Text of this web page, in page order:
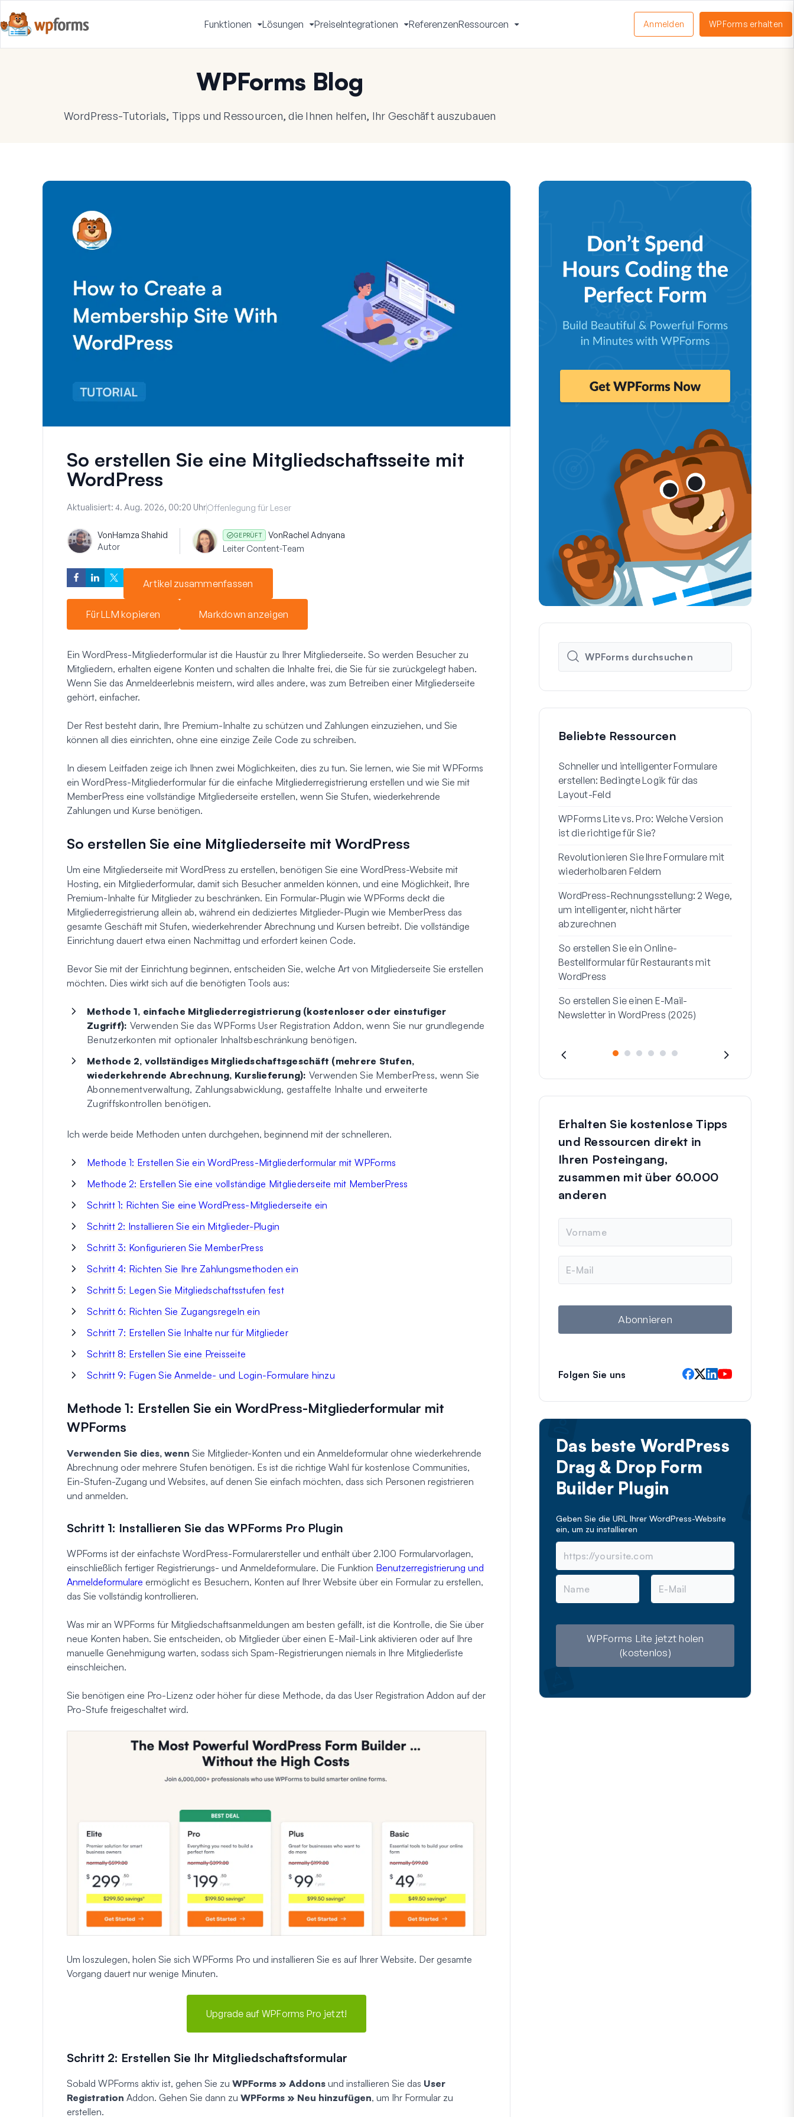
Funktionen
Menü
umschalten
Lösungen
Menü
umschalten
PreiseIntegrationen
Menü
umschalten
ReferenzenRessourcen
umschalten
Anmelden WPForms erhalten
WPForms Blog
WordPress-Tutorials, Tipps und Ressourcen, die Ihnen helfen, Ihr Geschäft auszubauen
So erstellen Sie eine Mitgliedschaftsseite mit
WordPress
Aktualisiert: 4. Aug. 2026, 00:20 UhrOffenlegung für Leser
VonHamza Shahid
Autor
GEPRÜFT VonRachel Adnyana
Leiter Content-Team
Artikel zusammenfassen
Für LLM kopieren Markdown anzeigen
Ein WordPress-Mitgliederformular ist die Haustür zu Ihrer Mitgliederseite. So werden Besucher zu
Mitgliedern, erhalten eigene Konten und schalten die Inhalte frei, die Sie für sie zurückgelegt haben.
Wenn Sie das Anmeldeerlebnis meistern, wird alles andere, was zum Betreiben einer Mitgliederseite
gehört, einfacher.
Der Rest besteht darin, Ihre Premium-Inhalte zu schützen und Zahlungen einzuziehen, und Sie
können all dies einrichten, ohne eine einzige Zeile Code zu schreiben.
In diesem Leitfaden zeige ich Ihnen zwei Möglichkeiten, dies zu tun. Sie lernen, wie Sie mit WPForms
ein WordPress-Mitgliederformular für die einfache Mitgliederregistrierung erstellen und wie Sie mit
MemberPress eine vollständige Mitgliederseite erstellen, wenn Sie Stufen, wiederkehrende
Zahlungen und Kurse benötigen.
So erstellen Sie eine Mitgliederseite mit WordPress
Um eine Mitgliederseite mit WordPress zu erstellen, benötigen Sie eine WordPress-Website mit
Hosting, ein Mitgliederformular, damit sich Besucher anmelden können, und eine Möglichkeit, Ihre
Premium-Inhalte für Mitglieder zu beschränken. Ein Formular-Plugin wie WPForms deckt die
Mitgliederregistrierung allein ab, während ein dediziertes Mitglieder-Plugin wie MemberPress das
gesamte Geschäft mit Stufen, wiederkehrender Abrechnung und Kursen betreibt. Die vollständige
Einrichtung dauert etwa einen Nachmittag und erfordert keinen Code.
Bevor Sie mit der Einrichtung beginnen, entscheiden Sie, welche Art von Mitgliederseite Sie erstellen
möchten. Dies wirkt sich auf die benötigten Tools aus:
Methode 1, einfache Mitgliederregistrierung (kostenloser oder einstufiger
Zugriff): Verwenden Sie das WPForms User Registration Addon, wenn Sie nur grundlegende
Benutzerkonten mit optionaler Inhaltsbeschränkung benötigen.
Methode 2, vollständiges Mitgliedschaftsgeschäft (mehrere Stufen,
wiederkehrende Abrechnung, Kurslieferung): Verwenden Sie MemberPress, wenn Sie
Abonnementverwaltung, Zahlungsabwicklung, gestaffelte Inhalte und erweiterte
Zugriffskontrollen benötigen.
Ich werde beide Methoden unten durchgehen, beginnend mit der schnelleren.
Methode 1: Erstellen Sie ein WordPress-Mitgliederformular mit WPForms
Methode 2: Erstellen Sie eine vollständige Mitgliederseite mit MemberPress
Schritt 1: Richten Sie eine WordPress-Mitgliederseite ein
Schritt 2: Installieren Sie ein Mitglieder-Plugin
Schritt 3: Konfigurieren Sie MemberPress
Schritt 4: Richten Sie Ihre Zahlungsmethoden ein
Schritt 5: Legen Sie Mitgliedschaftsstufen fest
Schritt 6: Richten Sie Zugangsregeln ein
Schritt 7: Erstellen Sie Inhalte nur für Mitglieder
Schritt 8: Erstellen Sie eine Preisseite
Schritt 9: Fügen Sie Anmelde- und Login-Formulare hinzu
Methode 1: Erstellen Sie ein WordPress-Mitgliederformular mit
WPForms
Verwenden Sie dies, wenn Sie Mitglieder-Konten und ein Anmeldeformular ohne wiederkehrende
Abrechnung oder mehrere Stufen benötigen. Es ist die richtige Wahl für kostenlose Communities,
Ein-Stufen-Zugang und Websites, auf denen Sie einfach möchten, dass sich Personen registrieren
und anmelden.
Schritt 1: Installieren Sie das WPForms Pro Plugin
WPForms ist der einfachste WordPress-Formularersteller und enthält über 2.100 Formularvorlagen,
einschließlich fertiger Registrierungs- und Anmeldeformulare. Die Funktion Benutzerregistrierung und
Anmeldeformulare ermöglicht es Besuchern, Konten auf Ihrer Website über ein Formular zu erstellen,
das Sie vollständig kontrollieren.
Was mir an WPForms für Mitgliedschaftsanmeldungen am besten gefällt, ist die Kontrolle, die Sie über
neue Konten haben. Sie entscheiden, ob Mitglieder über einen E-Mail-Link aktivieren oder auf Ihre
manuelle Genehmigung warten, sodass sich Spam-Registrierungen niemals in Ihre Mitgliederliste
einschleichen.
Sie benötigen eine Pro-Lizenz oder höher für diese Methode, da das User Registration Addon auf der
Pro-Stufe freigeschaltet wird.
Um loszulegen, holen Sie sich WPForms Pro und installieren Sie es auf Ihrer Website. Der gesamte
Vorgang dauert nur wenige Minuten.
Upgrade auf WPForms Pro jetzt!
Schritt 2: Erstellen Sie Ihr Mitgliedschaftsformular
Sobald WPForms aktiv ist, gehen Sie zu WPForms » Addons und installieren Sie das User
Registration Addon. Gehen Sie dann zu WPForms » Neu hinzufügen, um Ihr Formular zu
erstellen.
Beliebte Ressourcen
Schneller und intelligenter Formulare
erstellen: Bedingte Logik für das
Layout-Feld
WPForms Lite vs. Pro: Welche Version
ist die richtige für Sie?
Revolutionieren Sie Ihre Formulare mit
wiederholbaren Feldern
WordPress-Rechnungsstellung: 2 Wege,
um intelligenter, nicht härter
abzurechnen
So erstellen Sie ein Online-
Bestellformular für Restaurants mit
WordPress
So erstellen Sie einen E-Mail-
Newsletter in WordPress (2025)
Erhalten Sie kostenlose Tipps
und Ressourcen direkt in
Ihren Posteingang,
zusammen mit über 60.000
anderen
m
e
M
i
Abonnieren
Folgen Sie uns
Das beste WordPress
Drag & Drop Form
Builder Plugin
Geben Sie die URL Ihrer WordPress-Website
ein, um zu installieren
N
m
E
M
WPForms Lite jetzt holen
(kostenlos)